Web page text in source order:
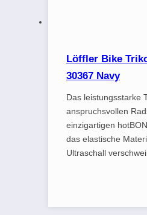
Löffler Bike
30367 Navy
Das leistungsstarke
anspruchsvollen
einzigartigen
das elastische
Ultraschall